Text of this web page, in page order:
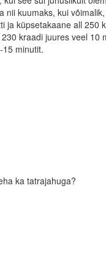
nii kuumaks, kui
ja küpsetakaane all 250
kraadi juures veel 10
minutit.
ka tatrajahuga?